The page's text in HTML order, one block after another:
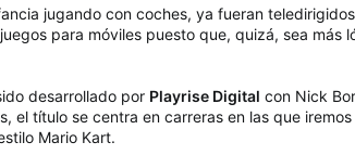
jugando con coches, ya fueran
para móviles puesto que, quizá, sea más
desarrollado por Playrise Digital con Nick
el título se centra en carreras en las que
Mario Kart.